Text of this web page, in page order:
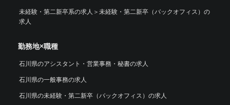
未経験・第二新卒系の求人 ＞ 未経験・第二新卒（バックオフィス）の
求人
勤務地×職種
石川県のアシスタント・営業事務・秘書の求人
石川県の一般事務の求人
石川県の未経験・第二新卒（バックオフィス）の求人